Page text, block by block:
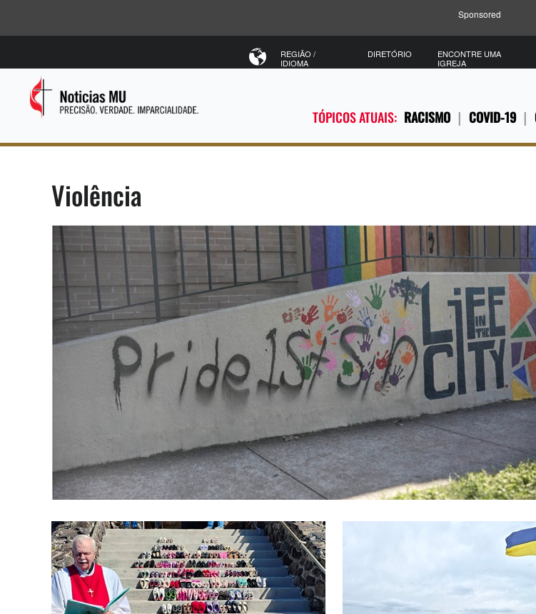
Sponsored
TÓPICOS ATUAIS: RACISMO COVID-19
REGIÃO /
IDIOMA
DIRETÓRIO
ENCONTRE UMA
IGREJA
Violência